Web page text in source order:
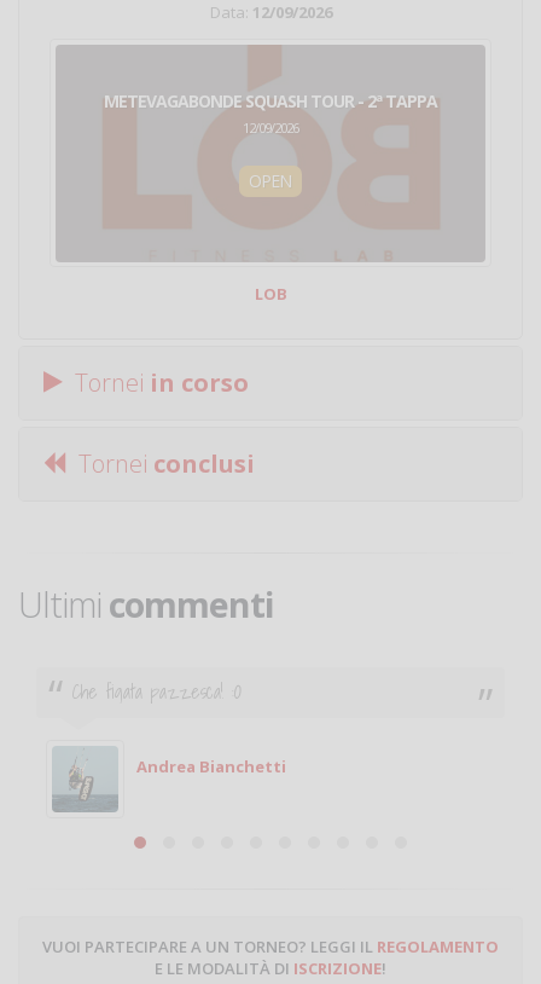
Data: 12/09/2026
METEVAGABONDE SQUASH TOUR - 2ª TAPPA
12/09/2026
OPEN
LOB
Tornei in corso
Tornei conclusi
Ultimi commenti
Che figata pazzesca! :O
Andrea Bianchetti
VUOI PARTECIPARE A UN TORNEO? LEGGI IL REGOLAMENTO
E LE MODALITÀ DI ISCRIZIONE!